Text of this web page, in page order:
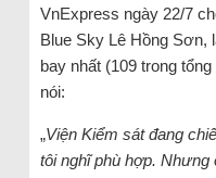
VnExpress ngày 22/7
Blue Sky Lê Hồng Sơn,
bay nhất (109 trong
nói:
„Viện Kiểm sát đang
tôi nghĩ phù hợp. Nhưng